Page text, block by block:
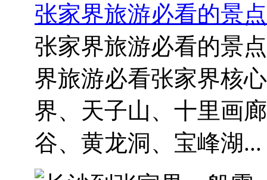
张家界旅游必看的景
张家界旅游必看的景
界旅游必看张家界核
界、天子山、十里画
谷、黄龙洞、宝峰湖...